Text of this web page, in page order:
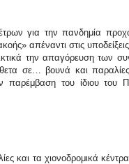
για την πανδημία
απέναντι στις
την απαγόρευση των
σε… βουνά και
παρέμβαση του ίδιου του
και τα χιονοδρομικά